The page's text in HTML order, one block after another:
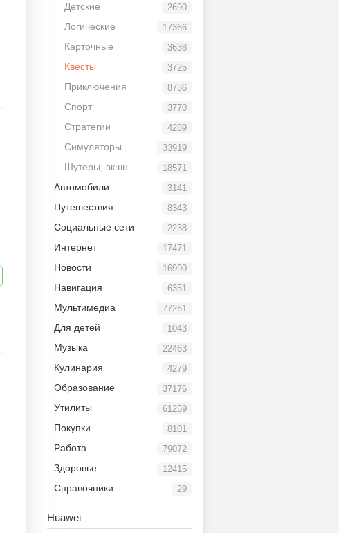
2690
Детские
17366
Логические
3638
Карточные
3725
Квесты
8736
Приключения
3770
Спорт
4289
Стратегии
33919
Симуляторы
18571
Шутеры, экшн
3141
Автомобили
8343
Путешествия
2238
Социальные сети
17471
Интернет
16990
Новости
6351
Навигация
77261
Мультимедиа
1043
Для детей
22463
Музыка
4279
Кулинария
37176
Образование
61259
Утилиты
8101
Покупки
79072
Работа
12415
Здоровье
29
Справочники
Huawei